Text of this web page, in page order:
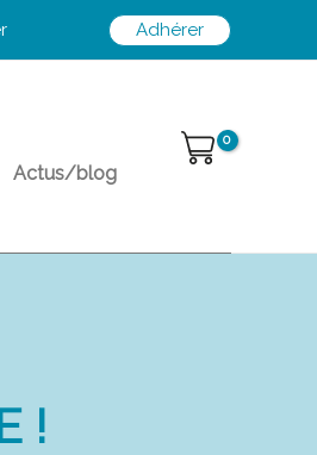
Adhérer
Actus/blog
!